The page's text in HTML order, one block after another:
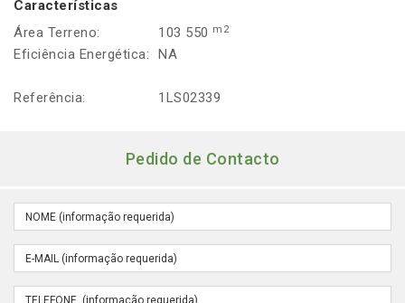
Características
Área Terreno:
103 550 m2
Eficiência Energética: NA
Referência: 1LS02339
Pedido de Contacto